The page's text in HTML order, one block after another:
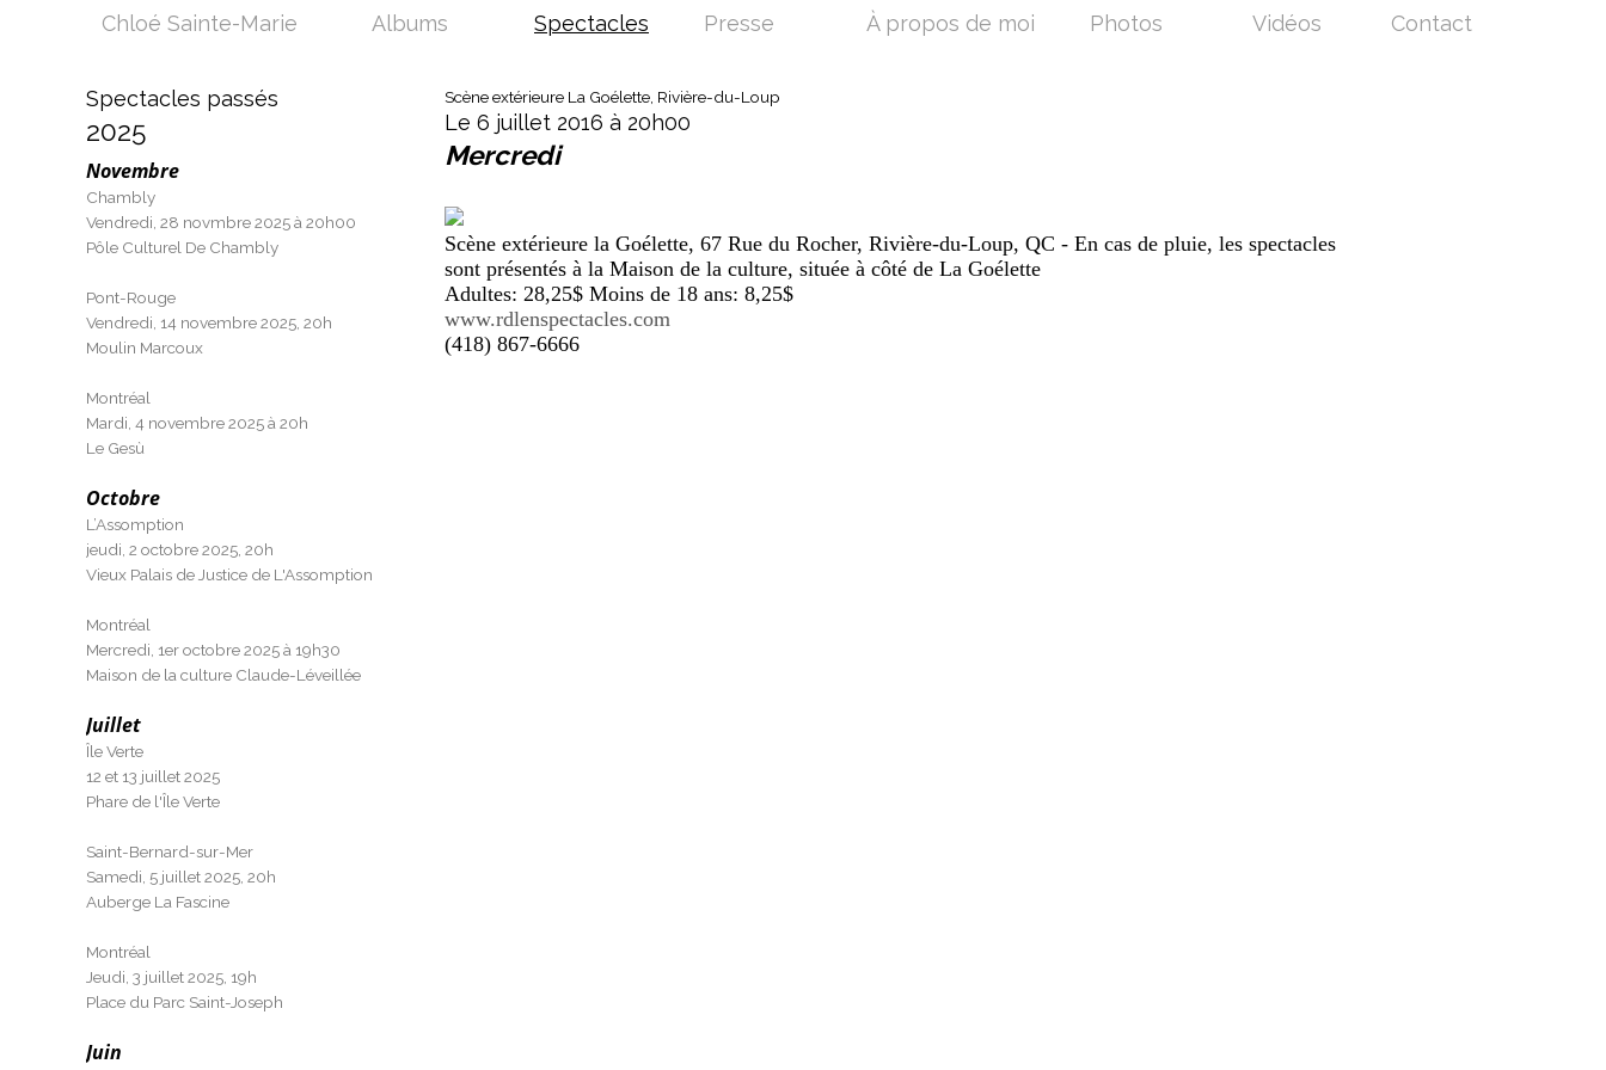
Spectacles passés
2025
Novembre
Chambly
Vendredi, 28 novmbre 2025 à 20h00
Pôle Culturel De Chambly
Pont-Rouge
Vendredi, 14 novembre 2025, 20h
Moulin Marcoux
Montréal
Mardi, 4 novembre 2025 à 20h
Le Gesù
Octobre
L’Assomption
jeudi, 2 octobre 2025, 20h
Vieux Palais de Justice de L'Assomption
Montréal
Mercredi, 1er octobre 2025 à 19h30
Maison de la culture Claude-Léveillée
Juillet
Île Verte
12 et 13 juillet 2025
Phare de l'Île Verte
Saint-Bernard-sur-Mer
Samedi, 5 juillet 2025, 20h
Auberge La Fascine
Montréal
Jeudi, 3 juillet 2025, 19h
Place du Parc Saint-Joseph
Juin
Scène extérieure La Goélette, Rivière-du-Loup
Le 6 juillet 2016 à 20h00
Mercredi
Scène extérieure la Goélette, 67 Rue du Rocher, Rivière-du-Loup, QC - En cas de pluie, les spectacles
sont présentés à la Maison de la culture, située à côté de La Goélette
Adultes: 28,25$ Moins de 18 ans: 8,25$
www.rdlenspectacles.com
(418) 867-6666
Chloé Sainte-Marie Albums Spectacles Presse À propos de moi Photos Vidéos Contact